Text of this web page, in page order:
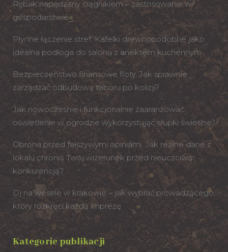
Rębak napędzany ciągnikiem – zastosowanie w
gospodarstwie
Płynne łączenie stref: Kafelki drewnopodobne jako
idealna podłoga do salonu z aneksem kuchennym
Bezpieczeństwo finansowe floty. Jak sprawnie
zarządzać odbudową taboru po kolizji?
Jak nowocześnie i funkcjonalnie zaaranżować
oświetlenie w ogrodzie wykorzystując słupki świetlne?
Obrona przed fałszywymi opiniami. Jak realne dane z
lokalu chronią Twój wizerunek przed nieuczciwą
konkurencją?
Dj na wesele w krakowie – jak wybrać prowadzącego,
który rozkręci każdą imprezę
Kategorie publikacji